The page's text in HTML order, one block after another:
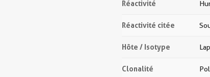
Réactivité
Réactivité citée
Hôte / Isotype
Clonalité